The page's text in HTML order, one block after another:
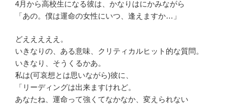
4月から高校生になる彼は、かなりはにかみながら
「あの。僕は運命の女性にいつ、逢えますか…」
どえええええ。
いきなりの、ある意味、クリティカルヒット的な質問。
いきなり、そうくるかあ。
私は(可哀想とは思いながら)彼に、
「リーディングは出来ますけれど。
あなたね、運命って強くてなかなか、変えられない